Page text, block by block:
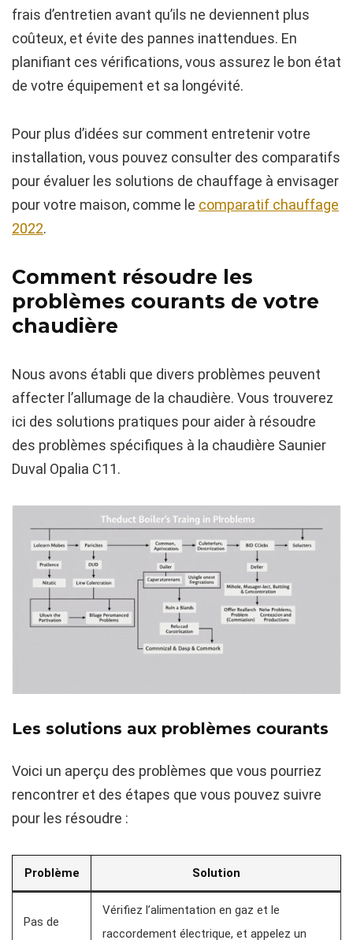
frais d’entretien avant qu’ils ne deviennent plus
coûteux, et évite des pannes inattendues. En
planifiant ces vérifications, vous assurez le bon état
de votre équipement et sa longévité.
Pour plus d’idées sur comment entretenir votre
installation, vous pouvez consulter des comparatifs
pour évaluer les solutions de chauffage à envisager
pour votre maison, comme le comparatif chauffage
2022.
Comment résoudre les
problèmes courants de votre
chaudière
Nous avons établi que divers problèmes peuvent
affecter l’allumage de la chaudière. Vous trouverez
ici des solutions pratiques pour aider à résoudre
des problèmes spécifiques à la chaudière Saunier
Duval Opalia C11.
Les solutions aux problèmes courants
Voici un aperçu des problèmes que vous pourriez
rencontrer et des étapes que vous pouvez suivre
pour les résoudre :
Problème Solution
Pas de
Vérifiez l’alimentation en gaz et le
raccordement électrique, et appelez un